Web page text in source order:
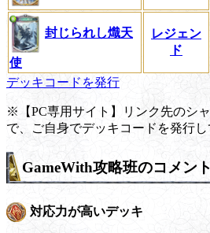
封じられし熾天
使
レジェン
ド
デッキコードを発行
※【PC専用サイト】リンク先のシ
で、ご自身でデッキコードを発行し
GameWith攻略班のコメント
対応力が高いデッキ